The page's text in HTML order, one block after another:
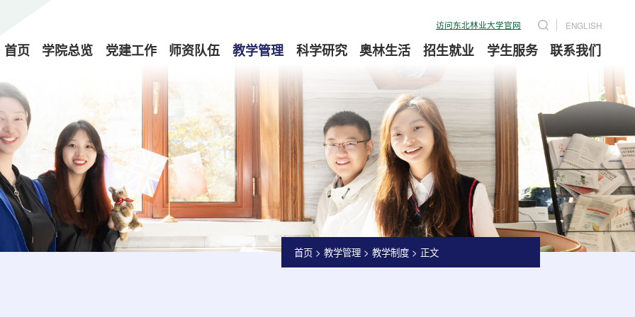
访问东北林业大学官网 ENGLISH
首页 学院总览 党建工作 师资队伍 教学管理 科学研究 奥林生活 招生就业 学生服务 联系我们
首页> 教学管理> 教学制度> 正文